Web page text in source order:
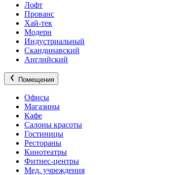
Лофт
Прованс
Хай-тек
Модерн
Индустриальный
Скандинавский
Английский
Помещения
Офисы
Магазины
Кафе
Салоны красоты
Гостиницы
Рестораны
Кинотеатры
Фитнес-центры
Мед. учреждения